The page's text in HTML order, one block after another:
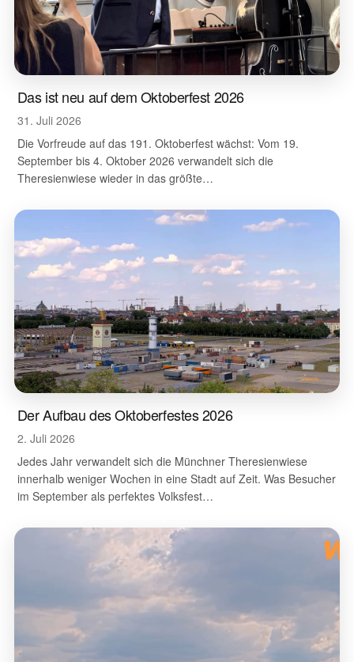
Das ist neu auf dem Oktoberfest 2026
31. Juli 2026
Die Vorfreude auf das 191. Oktoberfest wächst: Vom 19.
September bis 4. Oktober 2026 verwandelt sich die
Theresienwiese wieder in das größte…
Der Aufbau des Oktoberfestes 2026
2. Juli 2026
Jedes Jahr verwandelt sich die Münchner Theresienwiese
innerhalb weniger Wochen in eine Stadt auf Zeit. Was Besucher
im September als perfektes Volksfest…